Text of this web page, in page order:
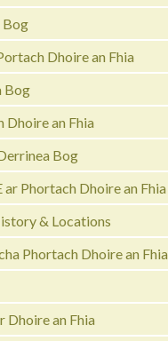
Bog
Dhoire an Fhia
Bog
Dhoire an Fhia
Bog
ar Phortach Dhoire an Fhia
& Locations
Phortach Dhoire an Fhia
Dhoire an Fhia